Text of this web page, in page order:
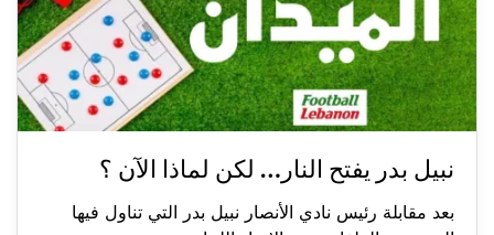
نبيل بدر يفتح النار… لكن لماذا الآن ؟
بعد مقابلة رئيس نادي الأنصار نبيل بدر التي تناول فيها